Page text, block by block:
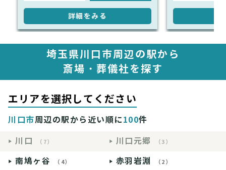
詳細をみる
埼玉県川口市周辺の駅から
斎場・葬儀社を探す
エリアを選択してください
川口市周辺の駅から近い順に100件
川口
（7） 川口元郷 （3）
南鳩ヶ谷 （4） 赤羽岩淵 （2）